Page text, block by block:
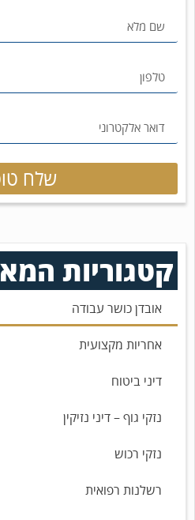
שלח
קטגוריות
אובדן כושר עבודה
אחריות מקצועית
דיני ביטוח
נזקי גוף – דיני נזיקין
נזקי רכוש
רשלנות רפואית